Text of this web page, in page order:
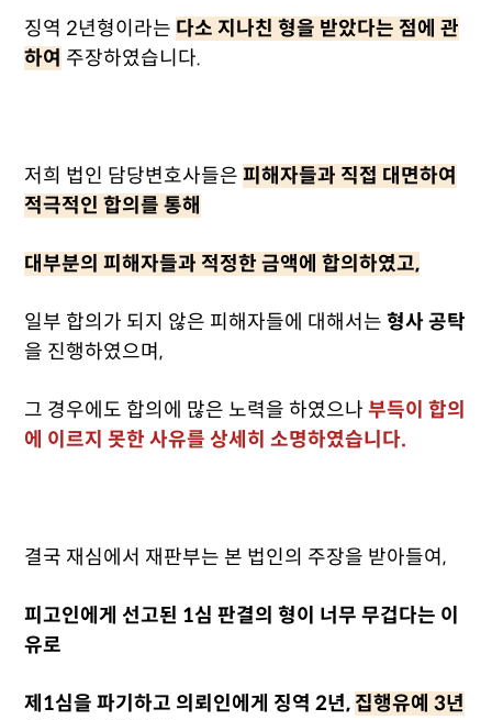
징역 2년형이라는 다소 지나친 형을 받았다는 점에 관
하여 주장하였습니다.
저희 법인 담당변호사들은피해자들과 직접 대면하여
적극적인 합의를 통해
대부분의 피해자들과 적정한 금액에 합의하였고,
일부 합의가 되지 않은 피해자들에 대해서는형사 공탁
을 진행하였으며,
그 경우에도 합의에 많은 노력을 하였으나부득이 합의
에 이르지 못한 사유를 상세히 소명하였습니다.
결국 재심에서 재판부는 본 법인의 주장을 받아들여,
피고인에게 선고된 1심 판결의 형이 너무 무겁다는 이
유로
제1심을 파기하고 의뢰인에게 징역 2년, 집행유예 3년